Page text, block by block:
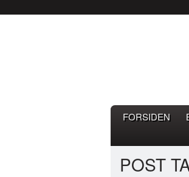
FORSIDEN
POST